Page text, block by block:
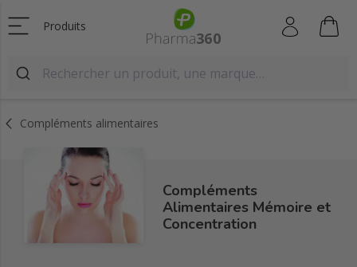
Produits
Compléments alimentaires
Compléments
Alimentaires Mémoire et
Concentration